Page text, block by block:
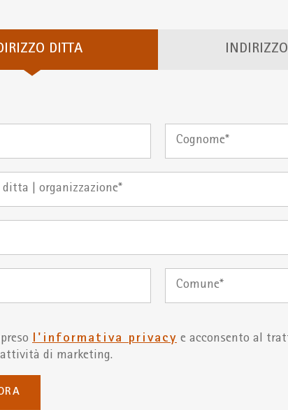
DITTA
l'informativa privacy e acconsento al
di marketing.